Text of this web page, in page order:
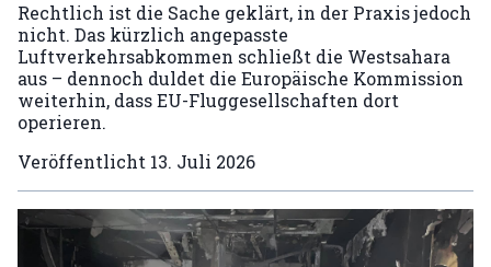
Rechtlich ist die Sache geklärt, in der Praxis jedoch
nicht. Das kürzlich angepasste
Luftverkehrsabkommen schließt die Westsahara
aus – dennoch duldet die Europäische Kommission
weiterhin, dass EU-Fluggesellschaften dort
operieren.
Veröffentlicht 13. Juli 2026